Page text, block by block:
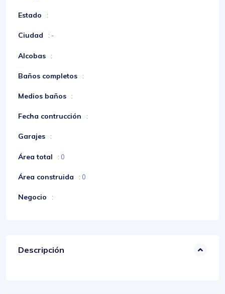
Estado :
Ciudad : -
Alcobas :
Baños completos :
Medios baños :
Fecha contrucción :
Garajes :
Área total : 0
Área construida : 0
Negocio :
Descripción